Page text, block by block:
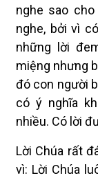
nghe sao
nghe, bởi vì
những lời
miệng nhưng
đó con người
có ý nghĩa
nhiều. Có lời
Lời Chúa rất
vì: Lời Chúa